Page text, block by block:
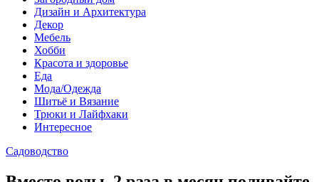
Дизайн и Архитектура
Декор
Мебель
Хобби
Красота и здоровье
Еда
Мода/Одежда
Шитьё и Вязание
Трюки и Лайфхаки
Интересное
Садоводство